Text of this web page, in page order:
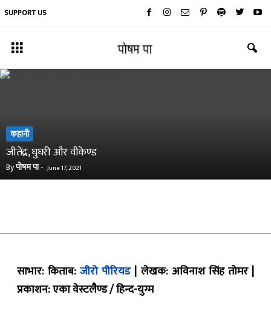
SUPPORT US
कहानी
जीतेंद्र, घुघरी और वीकेण्ड
Byपोषम पा- June 17, 2021
साभार: किताब:जीरो पीरियड| लेखक: अविनाश सिंह तोमर |
प्रकाशन: एका वेस्टलैण्ड / हिन्द-युग्म